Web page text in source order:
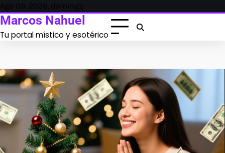
Skip
to
Ago 09, 2026, domingo
Marcos Nahuel
Tu portal místico y esotérico